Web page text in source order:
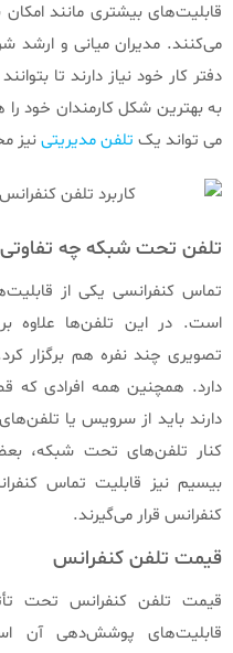
قابلیت‌های بیشتری مانند
می‌کنند. مدیران میانی و ارشد
دفتر کار خود نیاز دارند تا
به بهترین شکل کارمندان خود
می تواند یک تلفن مدیریتینیز
تلفن تحت شبکه چه تفاوتی
تماس کنفرانسی یکی از
است. در این تلفن‌ها علاوه
دارد. همچنین همه افرادی که
دارند باید از سرویس یا
کنار تلفن‌های تحت شبکه،
بیسیم نیز قابلیت تماس
کنفرانس قرار می‌گیرند.
قیمت تلفن کنفرانس
قیمت تلفن کنفرانس تحت